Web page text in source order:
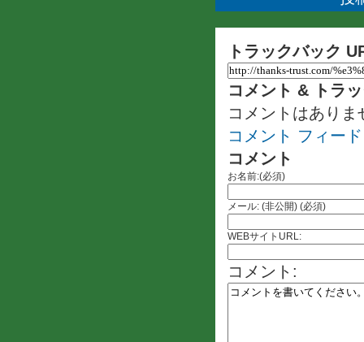
トラックバック
コメント & トラ
コメントはありま
コメント フィード
コメント
お名前:(必須)
メール: (非公開) (必須)
WEBサイトURL:
コメント: